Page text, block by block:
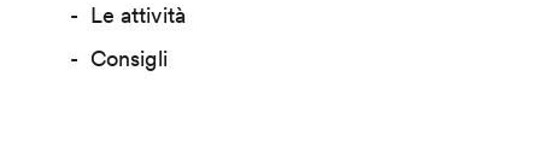
Le attività
Consigli